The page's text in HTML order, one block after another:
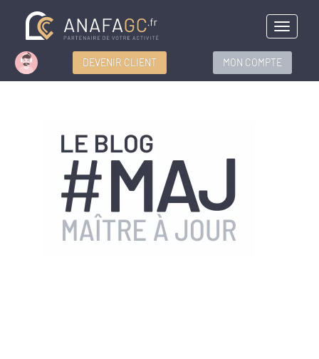
Menu
DEVENIR CLIENT MON COMPTE